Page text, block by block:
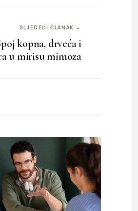
SLJEDEĆI ČLANAK →
kopna, drveća i
u mirisu mimoza